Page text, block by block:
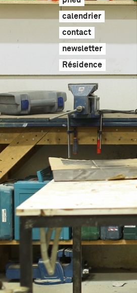
calendrier
contact
newsletter
Résidence